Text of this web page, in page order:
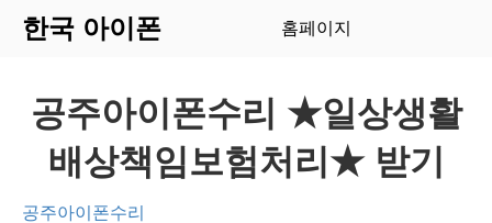
한국 아이폰 홈페이지
공주아이폰수리 ★일상생활
배상책임보험처리★ 받기
공주아이폰수리